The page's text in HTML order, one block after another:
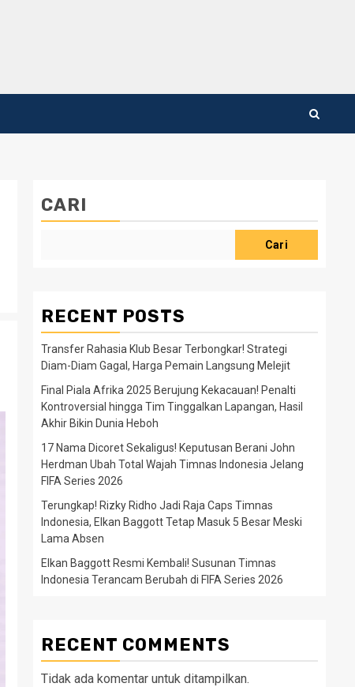
CARI
Cari
RECENT POSTS
Transfer Rahasia Klub Besar Terbongkar! Strategi
Diam-Diam Gagal, Harga Pemain Langsung Melejit
Final Piala Afrika 2025 Berujung Kekacauan! Penalti
Kontroversial hingga Tim Tinggalkan Lapangan, Hasil
Akhir Bikin Dunia Heboh
17 Nama Dicoret Sekaligus! Keputusan Berani John
Herdman Ubah Total Wajah Timnas Indonesia Jelang
FIFA Series 2026
Terungkap! Rizky Ridho Jadi Raja Caps Timnas
Indonesia, Elkan Baggott Tetap Masuk 5 Besar Meski
Lama Absen
Elkan Baggott Resmi Kembali! Susunan Timnas
Indonesia Terancam Berubah di FIFA Series 2026
RECENT COMMENTS
Tidak ada komentar untuk ditampilkan.